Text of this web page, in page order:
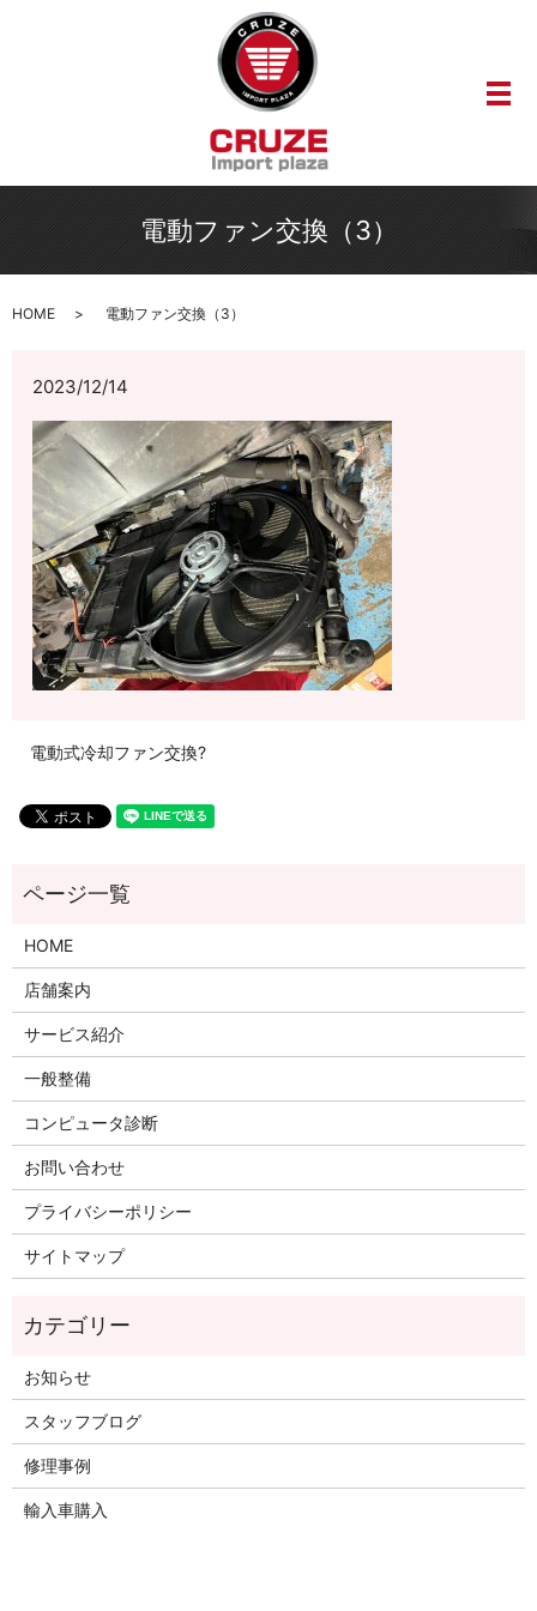
メ
電動ファン交換（3）
HOME 電動ファン交換（3）
2023/12/14
電動式冷却ファン交換?
HOME
店舗案内
サービス紹介
一般整備
コンピュータ診断
お問い合わせ
プライバシーポリシー
サイトマップ
お知らせ
スタッフブログ
修理事例
輸入車購入